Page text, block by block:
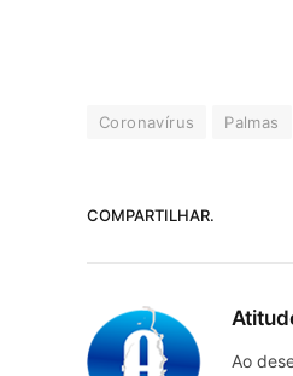
Coronavírus Palmas
COMPARTILHAR.
Ao